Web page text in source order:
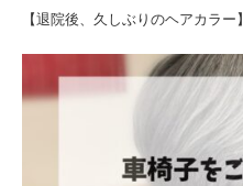
【退院後、久しぶりのヘアカラー】